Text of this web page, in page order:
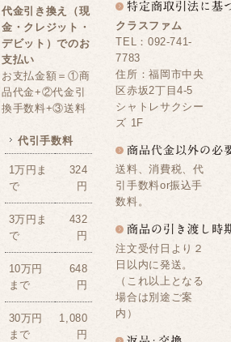
代金引き換え（現
金・クレジット・
デビット）でのお
支払い
お支払金額＝①商
品代金+②代金引
換手数料+③送料
代引手数料
1万円ま
で
324
円
3万円ま
で
432
円
10万円
まで
648
円
30万円
まで
1,080
円
クラスファム
TEL：092-741-
7783
住所：福岡市中央
区赤坂2丁目4-5
シャトレサクシー
ズ 1F
送料、消費税、代
引手数料or振込手
数料。
注文受付日より２
日以内に発送。
（これ以上となる
場合は別途ご案
内）